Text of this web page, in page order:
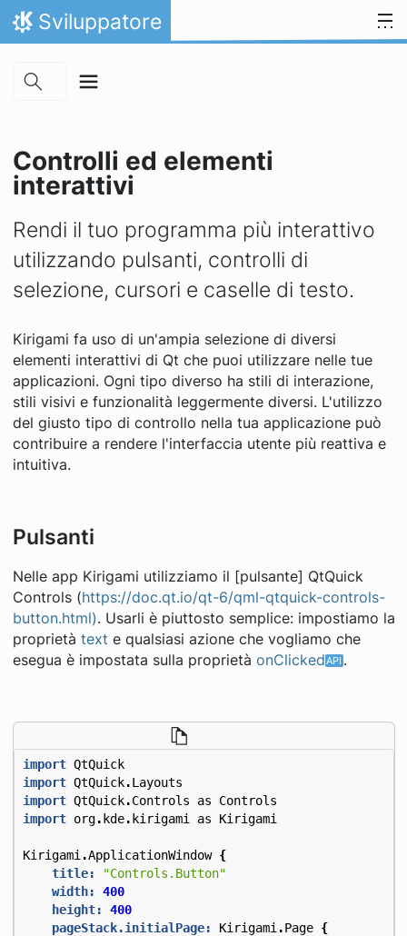
Skip to main content
Passa al contenuto
Pagina iniziale
Sviluppatore
Controlli ed elementi
interattivi
Rendi il tuo programma più interattivo
utilizzando pulsanti, controlli di
selezione, cursori e caselle di testo.
Kirigami fa uso di un'ampia selezione di diversi
elementi interattivi di Qt che puoi utilizzare nelle tue
applicazioni. Ogni tipo diverso ha stili di interazione,
stili visivi e funzionalità leggermente diversi. L'utilizzo
del giusto tipo di controllo nella tua applicazione può
contribuire a rendere l'interfaccia utente più reattiva e
intuitiva.
Pulsanti
Nelle app Kirigami utilizziamo il [pulsante] QtQuick
Controls (https://doc.qt.io/qt-6/qml-qtquick-controls-
button.html). Usarli è piuttosto semplice: impostiamo la
proprietà text e qualsiasi azione che vogliamo che
esegua è impostata sulla proprietà onClicked .
import QtQuick
import QtQuick.Layouts
import QtQuick.Controls as
Controls
import org. kde. kirigami as Kirigami
Kirigami .ApplicationWindow {
title:
"Controls.Button"
width:
400
height:
400
pageStack.initialPage:
Kirigami .Page {